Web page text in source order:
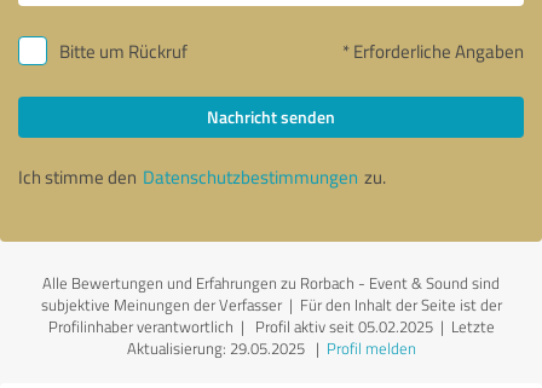
Bitte um Rückruf * Erforderliche Angaben
Nachricht senden
Ich stimme den Datenschutzbestimmungen zu.
Alle Bewertungen und Erfahrungen zu Rorbach - Event & Sound sind
subjektive Meinungen der Verfasser | Für den Inhalt der Seite ist der
Profilinhaber verantwortlich | Profil aktiv seit 05.02.2025 | Letzte
Aktualisierung: 29.05.2025| Profil melden